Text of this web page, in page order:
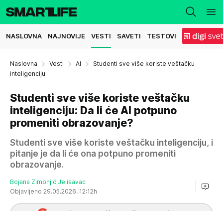
NASLOVNA NAJNOVIJE VESTI SAVETI TESTOVI
Naslovna Vesti AI
Studenti sve više koriste veštačku
inteligenciju
Studenti sve više koriste veštačku
inteligenciju: Da li će AI potpuno
promeniti obrazovanje?
Studenti sve više koriste veštačku inteligenciju, i
pitanje je da li će ona potpuno promeniti
obrazovanje.
Bojana Zimonjić Jelisavac
Objavljeno 29.05.2026. 12:12h